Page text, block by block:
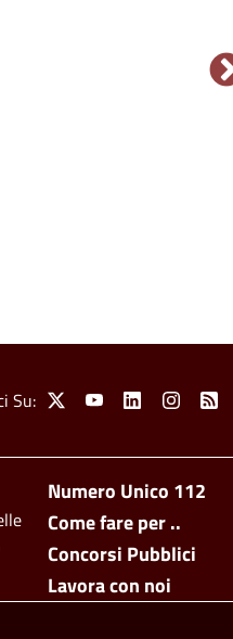
Menu
Su: X YoutubeLinkedinInstagram
Feed
Footer
Numero Unico 112
Come fare per ..
Concorsi Pubblici
Lavora con noi